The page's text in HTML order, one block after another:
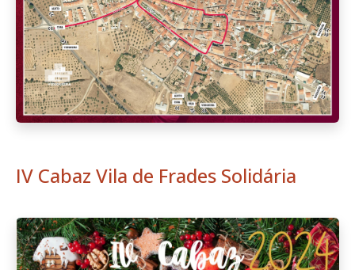
IV Cabaz Vila de Frades Solidária